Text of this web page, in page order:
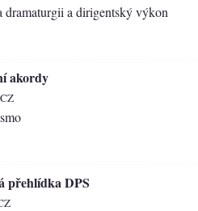
dramaturgii a dirigentský výkon
akordy
přehlídka DPS